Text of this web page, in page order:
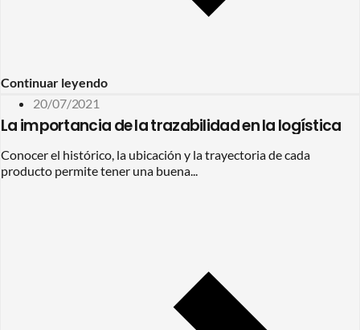
Continuar leyendo
20/07/2021
La importancia de la trazabilidad en la logística
Conocer el histórico, la ubicación y la trayectoria de cada
producto permite tener una buena...